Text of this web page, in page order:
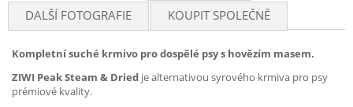
DALŠÍ FOTOGRAFIE
KOUPIT SPOLEČNĚ
Kompletní suché krmivo pro dospělé psy s hovězím masem.
ZIWI Peak Steam & Dried je alternativou syrového krmiva pro psy
prémiové kvality.